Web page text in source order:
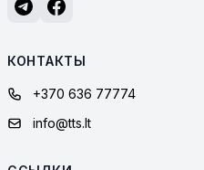
КОНТАКТЫ
+370 636 77774
info@tts.lt